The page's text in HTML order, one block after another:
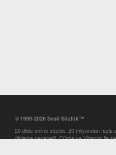
© 1999-2026 Sesli Sözlük™
20 dilde online sözlük. 20 milyondan fazla
dinleme seçeneği. Cümle ve Videolar ile